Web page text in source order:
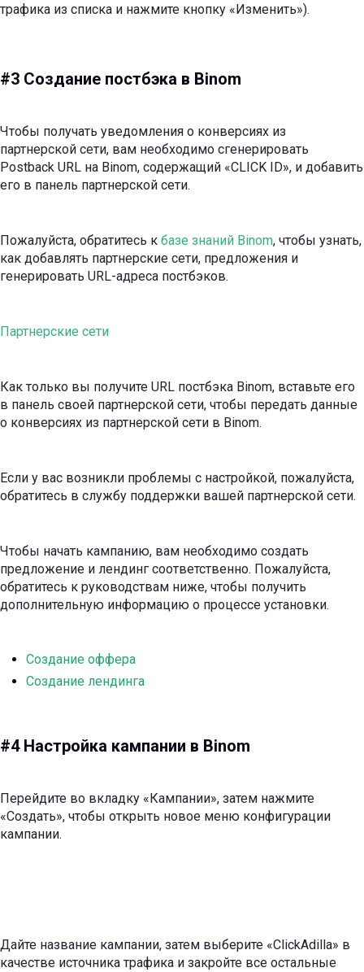
трафика из списка и нажмите кнопку «Изменить»).
#3 Создание постбэка в Binom
Чтобы получать уведомления о конверсиях из
партнерской сети, вам необходимо сгенерировать
Postback URL на Binom, содержащий «CLICK ID», и добавить
его в панель партнерской сети.
Пожалуйста, обратитесь к базе знаний Binom, чтобы узнать,
как добавлять партнерские сети, предложения и
генерировать URL-адреса постбэков.
Партнерские сети
Как только вы получите URL постбэка Binom, вставьте его
в панель своей партнерской сети, чтобы передать данные
о конверсиях из партнерской сети в Binom.
Если у вас возникли проблемы с настройкой, пожалуйста,
обратитесь в службу поддержки вашей партнерской сети.
Чтобы начать кампанию, вам необходимо создать
предложение и лендинг соответственно. Пожалуйста,
обратитесь к руководствам ниже, чтобы получить
дополнительную информацию о процессе установки.
Создание оффера
Создание лендинга
#4 Настройка кампании в Binom
Перейдите во вкладку «Кампании», затем нажмите
«Создать», чтобы открыть новое меню конфигурации
кампании.
Дайте название кампании, затем выберите «ClickAdilla» в
качестве источника трафика и закройте все остальные